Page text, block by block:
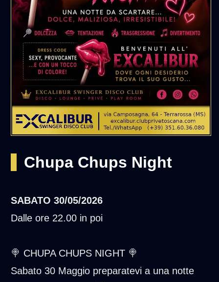
Chupa Chups Night
SABATO 30/05/2026
Dalle ore 22.00 in poi
🍭 CHUPA CHUPS NIGHT 🍭
Sabato 30 Maggio preparatevi a una notte